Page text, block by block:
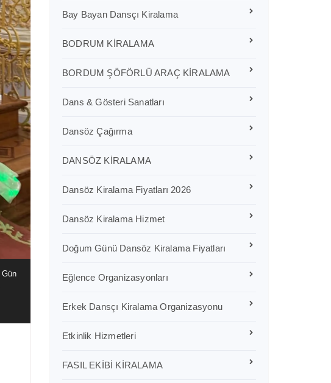
Bay Bayan Dansçı Kiralama
BODRUM KİRALAMA
BORDUM ŞÖFÖRLÜ ARAÇ KİRALAMA
Dans & Gösteri Sanatları
Dansöz Çağırma
DANSÖZ KİRALAMA
Dansöz Kiralama Fiyatları 2026
Dansöz Kiralama Hizmet
Doğum Günü Dansöz Kiralama Fiyatları
Eğlence Organizasyonları
Erkek Dansçı Kiralama Organizasyonu
Etkinlik Hizmetleri
FASIL EKİBİ KİRALAMA